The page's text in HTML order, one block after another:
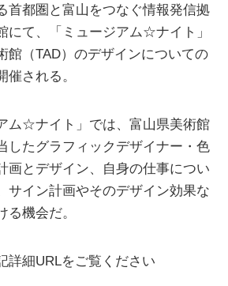
首都圏と富山をつなぐ情報発信拠
にて、「ミュージアム☆ナイト」
館（TAD）のデザインについての
催される。
ム☆ナイト」では、富山県美術館
したグラフィックデザイナー・色
画とデザイン、自身の仕事につい
サイン計画やそのデザイン効果な
る機会だ。
詳細URLをご覧ください